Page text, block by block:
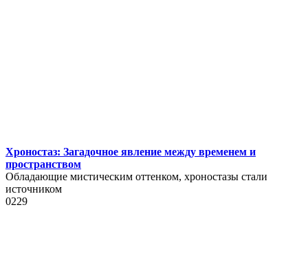
Хроностаз: Загадочное явление между временем и
пространством
Обладающие мистическим оттенком, хроностазы стали
источником
0229